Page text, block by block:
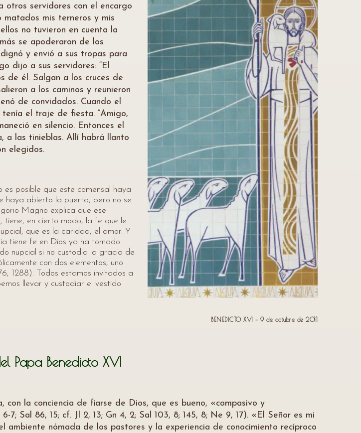
otros servidores con el encargo
mis terneros y mis
no tuvieron en cuenta la
se apoderaron de los
y envió a sus tropas para
dijo a sus servidores: “El
de él. Salgan a los cruces de
a los caminos y reunieron
de convidados. Cuando el
el traje de fiesta. “Amigo,
en silencio. Entonces el
a las tinieblas. Allí habrá llanto
elegidos.
es posible que este comensal haya
haya abierto la puerta, pero no se
Magno explica que ese
tiene, en cierto modo, la fe que le
que es la caridad, el amor. Y
tiene fe en Dios ya ha tomado
nupcial si no custodia la gracia de
con dos elementos, uno
1288). Todos estamos invitados a
llevar y custodiar el vestido
BENEDICTO XVI – 9 de octubre de 2011
Papa Benedicto XVI
la conciencia de fiarse de Dios, que es bueno, «compasivo y
Sal 86, 15; cf. Jl 2, 13; Gn 4, 2; Sal 103, 8; 145, 8; Ne 9, 17). «El Señor es mi
nómada de los pastores y la experiencia de conocimiento recíproco